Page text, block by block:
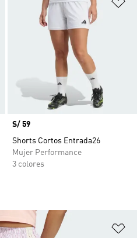
Precio
S/ 59
Shorts Cortos Entrada26
Mujer Performance
3 colores